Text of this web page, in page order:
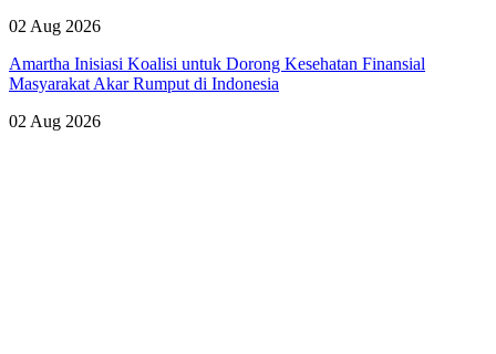
02 Aug 2026
Amartha Inisiasi Koalisi untuk Dorong Kesehatan Finansial
Masyarakat Akar Rumput di Indonesia
02 Aug 2026